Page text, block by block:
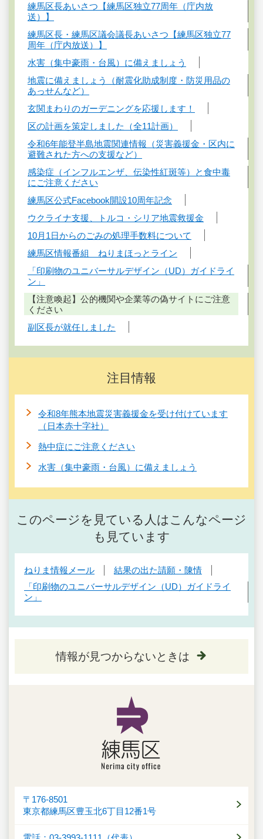
練馬区長あいさつ【練馬区独立77周年（庁内放
送）】
練馬区長・練馬区議会議長あいさつ【練馬区独立77
周年（庁内放送）】
水害（集中豪雨・台風）に備えましょう
地震に備えましょう（耐震化助成制度・防災用品の
あっせんなど）
玄関まわりのガーデニングを応援します！
区の計画を策定しました（全11計画）
令和6年能登半島地震関連情報（災害義援金・区内に
避難された方への支援など）
感染症（インフルエンザ、伝染性紅斑等）と食中毒
にご注意ください
練馬区公式Facebook開設10周年記念
ウクライナ支援、トルコ・シリア地震救援金
10月1日からのごみの処理手数料について
練馬区情報番組 ねりまほっとライン
「印刷物のユニバーサルデザイン（UD）ガイドライ
ン」
【注意喚起】公的機関や企業等の偽サイトにご注意
ください
副区長が就任しました
注目情報
令和8年熊本地震災害義援金を受け付けています
（日本赤十字社）
熱中症にご注意ください
水害（集中豪雨・台風）に備えましょう
このページを見ている人はこんなページ
も見ています
ねりま情報メール
結果の出た請願・陳情
「印刷物のユニバーサルデザイン（UD）ガイドライ
ン」
情報が見つからないときは
〒176-8501
東京都練馬区豊玉北6丁目12番1号